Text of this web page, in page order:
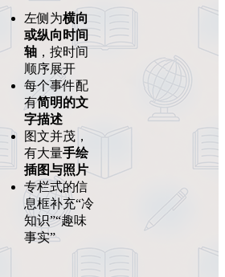
左侧为横向
或纵向时间
轴 ，按时间
顺序展开
每个事件配
有简明的文
字描述
图文并茂，
有大量手绘
插图与照片
专栏式的信
息框补充“冷
知识”“趣味
事实”